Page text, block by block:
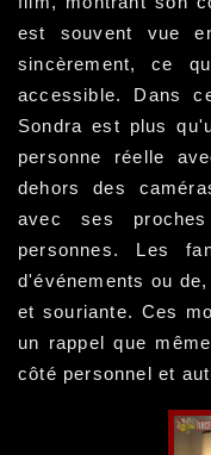
est souvent vue
sincèrement, ce
accessible. Dans
Sondra est plus
personne réelle
dehors des
avec ses
personnes. Les
d'événements ou
et souriante. Ces
un rappel que
côté personnel et